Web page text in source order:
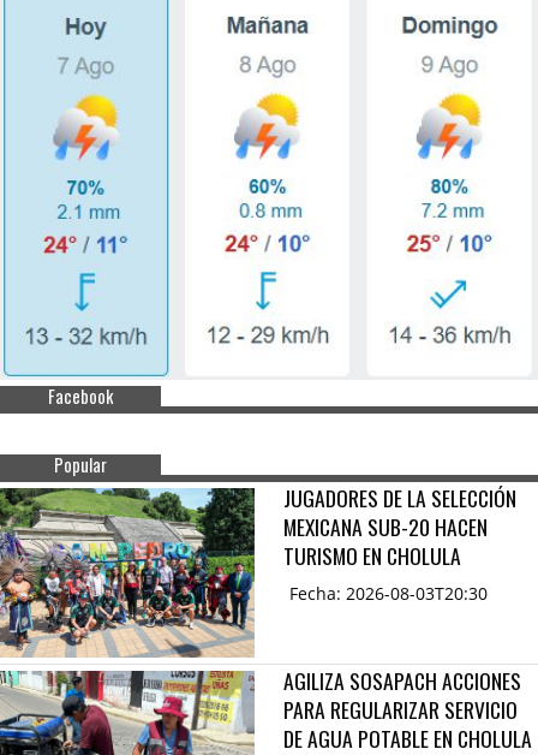
Facebook
Popular
JUGADORES DE LA SELECCIÓN
MEXICANA SUB-20 HACEN
TURISMO EN CHOLULA
Fecha: 2026-08-03T20:30
AGILIZA SOSAPACH ACCIONES
PARA REGULARIZAR SERVICIO
DE AGUA POTABLE EN CHOLULA